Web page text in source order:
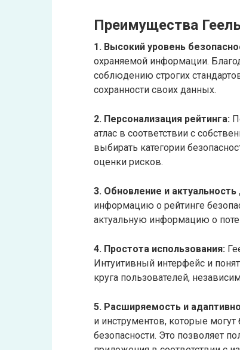
Преимущества
1. Высокий уровень
охраняемой информации.
соблюдению строгих
сохранности своих данных.
2. Персонализация рейтинга:
атлас в соответствии с
выбирать категории
оценки рисков.
3. Обновление и
информацию о рейтинге
актуальную информацию о
4. Простота использования:
Интуитивный интерфейс и
круга пользователей,
5. Расширяемость и
и инструментов, которые
безопасности. Это позволяет